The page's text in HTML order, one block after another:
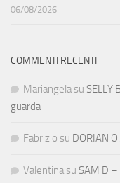
06/08/2026
COMMENTI RECENTI
Mariangela su SELLY
guarda
Fabrizio su DORIAN
Valentina su SAM D